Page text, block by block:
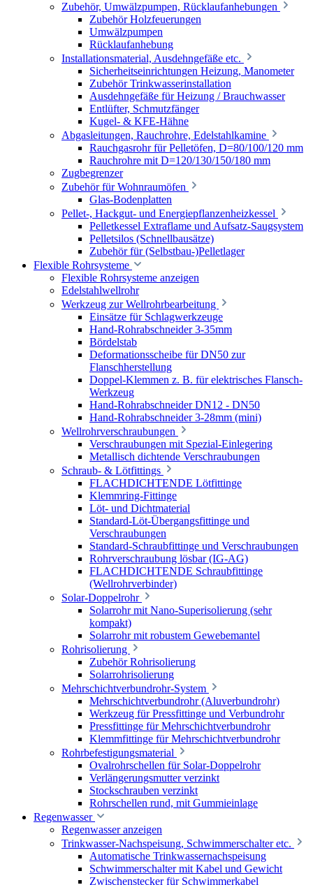
Zubehör, Umwälzpumpen, Rücklaufanhebungen
Zubehör Holzfeuerungen
Umwälzpumpen
Rücklaufanhebung
Installationsmaterial, Ausdehngefäße etc.
Sicherheitseinrichtungen Heizung, Manometer
Zubehör Trinkwasserinstallation
Ausdehngefäße für Heizung / Brauchwasser
Entlüfter, Schmutzfänger
Kugel- & KFE-Hähne
Abgasleitungen, Rauchrohre, Edelstahlkamine
Rauchgasrohr für Pelletöfen, D=80/100/120 mm
Rauchrohre mit D=120/130/150/180 mm
Zugbegrenzer
Zubehör für Wohnraumöfen
Glas-Bodenplatten
Pellet-, Hackgut- und Energiepflanzenheizkessel
Pelletkessel Extraflame und Aufsatz-Saugsystem
Pelletsilos (Schnellbausätze)
Zubehör für (Selbstbau-)Pelletlager
Flexible Rohrsysteme
Flexible Rohrsysteme anzeigen
Edelstahlwellrohr
Werkzeug zur Wellrohrbearbeitung
Einsätze für Schlagwerkzeuge
Hand-Rohrabschneider 3-35mm
Bördelstab
Deformationsscheibe für DN50 zur
Flanschherstellung
Doppel-Klemmen z. B. für elektrisches Flansch-
Werkzeug
Hand-Rohrabschneider DN12 - DN50
Hand-Rohrabschneider 3-28mm (mini)
Wellrohrverschraubungen
Verschraubungen mit Spezial-Einlegering
Metallisch dichtende Verschraubungen
Schraub- & Lötfittings
FLACHDICHTENDE Lötfittinge
Klemmring-Fittinge
Löt- und Dichtmaterial
Standard-Löt-Übergangsfittinge und
Verschraubungen
Standard-Schraubfittinge und Verschraubungen
Rohrverschraubung lösbar (IG-AG)
FLACHDICHTENDE Schraubfittinge
(Wellrohrverbinder)
Solar-Doppelrohr
Solarrohr mit Nano-Superisolierung (sehr
kompakt)
Solarrohr mit robustem Gewebemantel
Rohrisolierung
Zubehör Rohrisolierung
Solarrohrisolierung
Mehrschichtverbundrohr-System
Mehrschichtverbundrohr (Aluverbundrohr)
Werkzeug für Pressfittinge und Verbundrohr
Pressfittinge für Mehrschichtverbundrohr
Klemmfittinge für Mehrschichtverbundrohr
Rohrbefestigungsmaterial
Ovalrohrschellen für Solar-Doppelrohr
Verlängerungsmutter verzinkt
Stockschrauben verzinkt
Rohrschellen rund, mit Gummieinlage
Regenwasser
Regenwasser anzeigen
Trinkwasser-Nachspeisung, Schwimmerschalter etc.
Automatische Trinkwassernachspeisung
Schwimmerschalter mit Kabel und Gewicht
Zwischenstecker für Schwimmerkabel